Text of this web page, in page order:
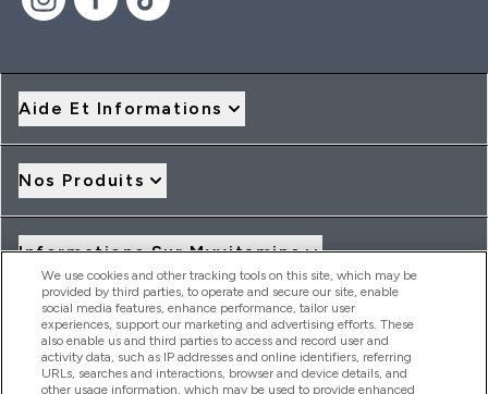
Aide Et Informations
Nos Produits
Informations Sur Myvitamins
Offres Et Réductions
We use cookies and other tracking tools on this site, which may be
provided by third parties, to operate and secure our site, enable
social media features, enhance performance, tailor user
experiences, support our marketing and advertising efforts. These
also enable us and third parties to access and record user and
activity data, such as IP addresses and online identifiers, referring
URLs, searches and interactions, browser and device details, and
other usage information, which may be used to provide enhanced